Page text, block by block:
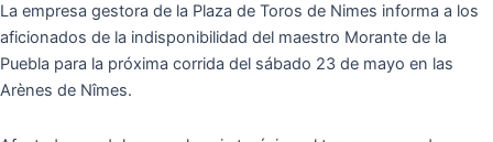
La empresa gestora de la Plaza de Toros de Nimes informa a los
aficionados de la indisponibilidad del maestro Morante de la
Puebla para la próxima corrida del sábado 23 de mayo en las
Arènes de Nîmes.